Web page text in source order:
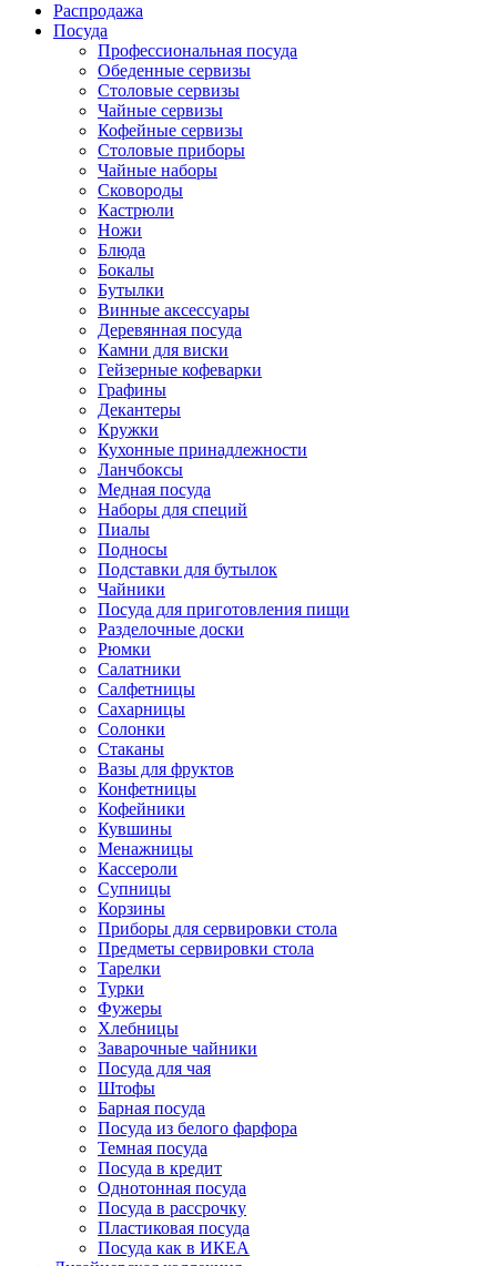
Распродажа
Посуда
Профессиональная посуда
Обеденные сервизы
Столовые сервизы
Чайные сервизы
Кофейные сервизы
Столовые приборы
Чайные наборы
Сковороды
Кастрюли
Ножи
Блюда
Бокалы
Бутылки
Винные аксессуары
Деревянная посуда
Камни для виски
Гейзерные кофеварки
Графины
Декантеры
Кружки
Кухонные принадлежности
Ланчбоксы
Медная посуда
Наборы для специй
Пиалы
Подносы
Подставки для бутылок
Чайники
Посуда для приготовления пищи
Разделочные доски
Рюмки
Салатники
Салфетницы
Сахарницы
Солонки
Стаканы
Вазы для фруктов
Конфетницы
Кофейники
Кувшины
Менажницы
Кассероли
Супницы
Корзины
Приборы для сервировки стола
Предметы сервировки стола
Тарелки
Турки
Фужеры
Хлебницы
Заварочные чайники
Посуда для чая
Штофы
Барная посуда
Посуда из белого фарфора
Темная посуда
Посуда в кредит
Однотонная посуда
Посуда в рассрочку
Пластиковая посуда
Посуда как в ИКЕА